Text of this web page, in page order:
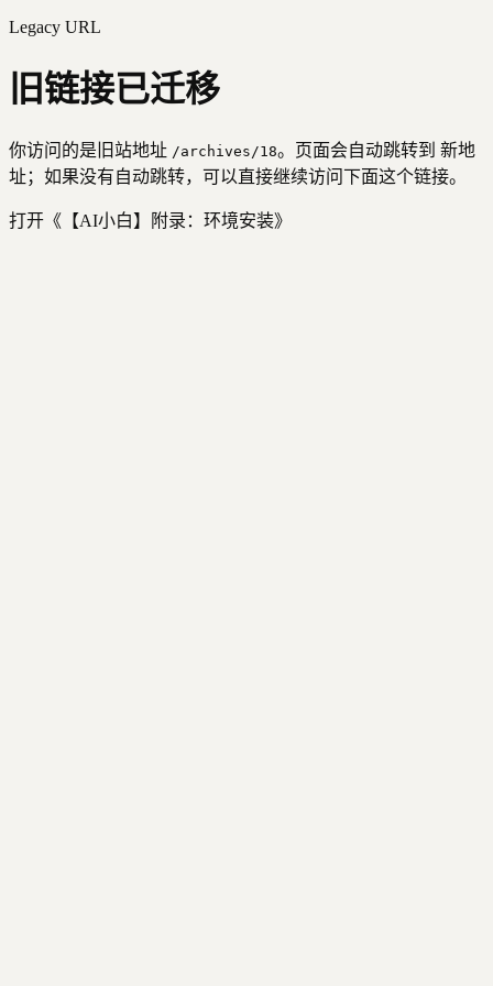
Legacy URL
旧链接已迁移
你访问的是旧站地址 /archives/18。页面会自动跳转到 新地
址；如果没有自动跳转，可以直接继续访问下面这个链接。
打开《 【AI小白】附录：环境安装》